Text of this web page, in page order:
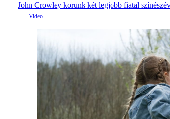
John Crowley korunk két legjobb fiatal